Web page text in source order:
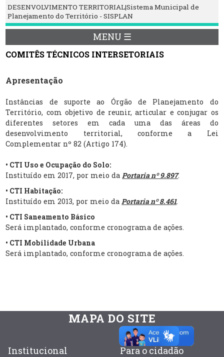
DESENVOLVIMENTO TERRITORIAL|Sistema Municipal de
Planejamento do Território - SISPLAN
MENU ☰
COMITÊS TÉCNICOS INTERSETORIAIS
Apresentação
Instâncias de suporte ao Órgão de Planejamento do
Território, com objetivo de reunir, articular e conjugar os
diferentes setores em cada uma das áreas do
desenvolvimento territorial, conforme a Lei
Complementar nº 82 (Artigo 174).
• CTI Uso e Ocupação do Solo:
Instituído em 2017, por meio daPortaria nº 9.897.
• CTI Habitação:
Instituído em 2013, por meio daPortaria nº 8.461.
• CTI Saneamento Básico
Será implantado, conforme cronograma de ações.
• CTI Mobilidade Urbana
Será implantado, conforme cronograma de ações.
MAPA DO SITE
Institucional Para o cidadão